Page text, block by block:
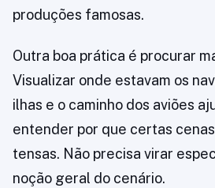
produções famosas.
Outra boa prática é procurar
Visualizar onde estavam os
ilhas e o caminho dos aviões
entender por que certas
tensas. Não precisa virar
noção geral do cenário.